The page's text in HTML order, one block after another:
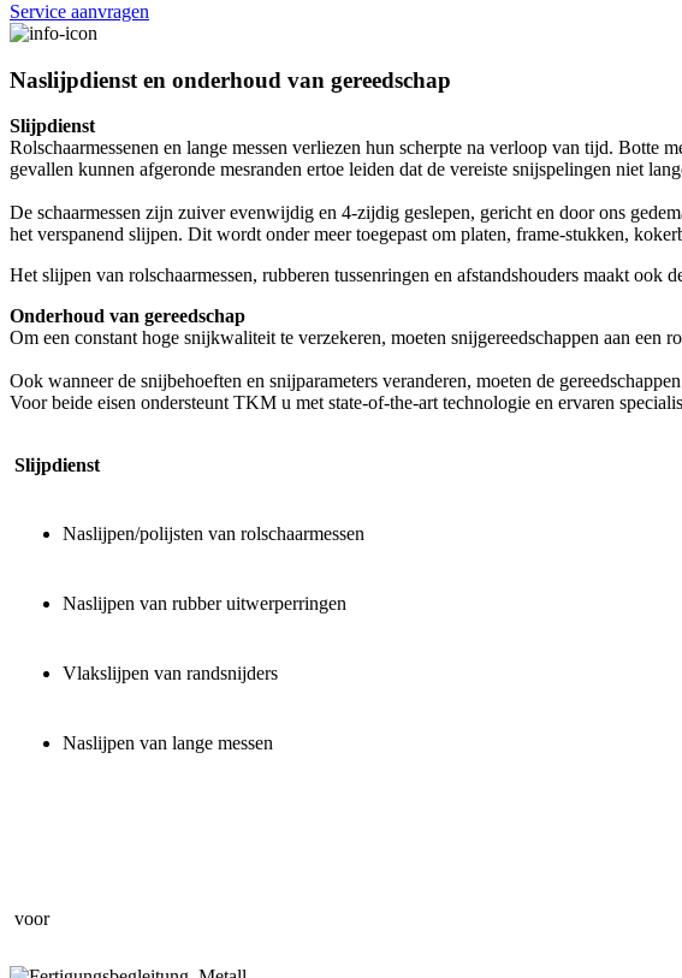
Service aanvragen
Naslijpdienst en onderhoud van gereedschap
Slijpdienst
Rolschaarmessenen en lange messen verliezen hun scherpte na verloop van tijd. Botte
gevallen kunnen afgeronde mesranden ertoe leiden dat de vereiste snijspelingen niet
De schaarmessen zijn zuiver evenwijdig en 4-zijdig geslepen, gericht en door ons
het verspanend slijpen. Dit wordt onder meer toegepast om platen, frame-stukken,
Het slijpen van rolschaarmessen, rubberen tussenringen en afstandshouders maakt ook
Onderhoud van gereedschap
Om een constant hoge snijkwaliteit te verzekeren, moeten snijgereedschappen aan een
Ook wanneer de snijbehoeften en snijparameters veranderen, moeten de
Voor beide eisen ondersteunt TKM u met state-of-the-art technologie en ervaren
Slijpdienst
Naslijpen/polijsten van rolschaarmessen
Naslijpen van rubber uitwerperringen
Vlakslijpen van randsnijders
Naslijpen van lange messen
voor